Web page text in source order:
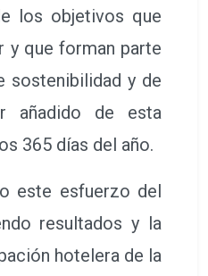
los objetivos que
y que forman parte
sostenibilidad y de
añadido de esta
365 días del año.
esfuerzo del
resultados y la
hotelera de la